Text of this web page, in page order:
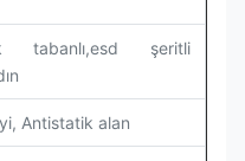
tabanlı,esd şeritli
Antistatik alan